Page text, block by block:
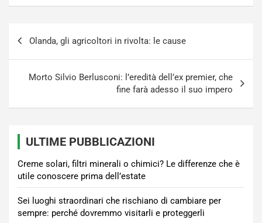
Olanda, gli agricoltori in rivolta: le cause
Morto Silvio Berlusconi: l’eredità dell’ex premier, che
fine farà adesso il suo impero
ULTIME PUBBLICAZIONI
Creme solari, filtri minerali o chimici? Le differenze che è
utile conoscere prima dell’estate
Sei luoghi straordinari che rischiano di cambiare per
sempre: perché dovremmo visitarli e proteggerli